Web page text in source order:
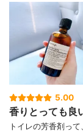
5.00
香りとっても良
トイレの芳香剤っ